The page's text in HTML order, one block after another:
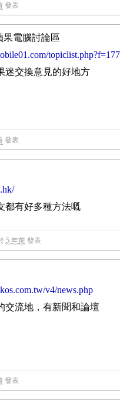
發表
果電腦討論區
topiclist.php?f=177
迷交換意見的好地方
發表
都有好多種方法嘅
5 年前發表
v4/news.php
交流地，有新聞和論壇
發表